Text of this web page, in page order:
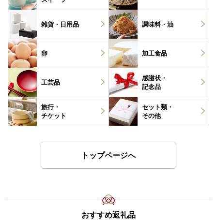
雑貨・ 日用品 調味料・ 油
卵 加工食品
工芸品
感謝状・
記念品
旅行・
チケット
セット類・
その他
トップページへ
おすすめ返礼品